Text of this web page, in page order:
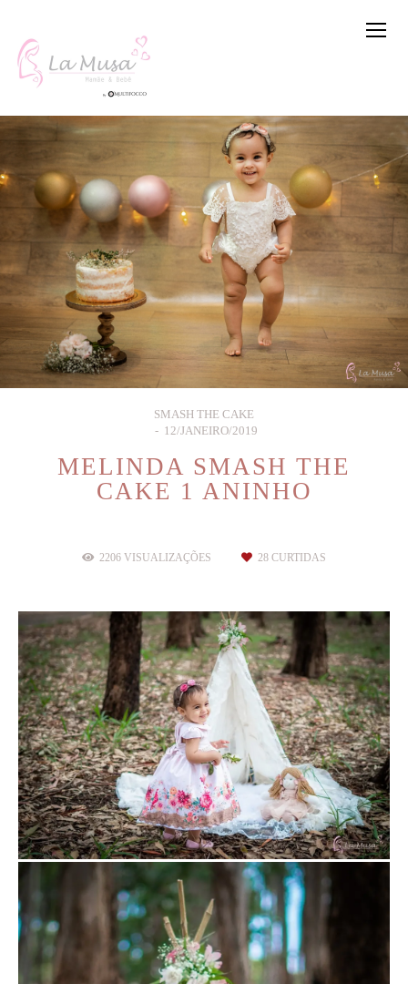
SMASH THE CAKE
12/JANEIRO/2019
MELINDA SMASH THE
CAKE 1 ANINHO
2206 VISUALIZAÇÕES 28 CURTIDAS